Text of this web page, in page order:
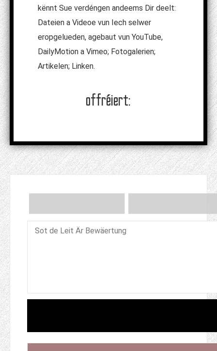
kënnt Sue verdéngen andeems Dir deelt:
Dateien a Videoe vun Iech selwer
eropgelueden, agebaut vun YouTube,
DailyMotion a Vimeo; Fotogalerien;
Artikelen; Linken.
offréiert: